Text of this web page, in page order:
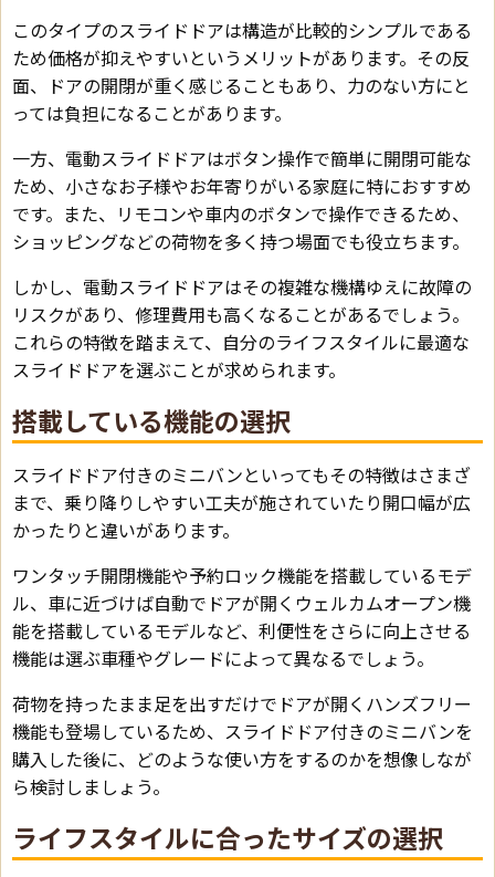
このタイプのスライドドアは構造が比較的シンプルである
ため価格が抑えやすいというメリットがあります。その反
面、ドアの開閉が重く感じることもあり、力のない方にと
っては負担になることがあります。
一方、電動スライドドアはボタン操作で簡単に開閉可能な
ため、小さなお子様やお年寄りがいる家庭に特におすすめ
です。また、リモコンや車内のボタンで操作できるため、
ショッピングなどの荷物を多く持つ場面でも役立ちます。
しかし、電動スライドドアはその複雑な機構ゆえに故障の
リスクがあり、修理費用も高くなることがあるでしょう。
これらの特徴を踏まえて、自分のライフスタイルに最適な
スライドドアを選ぶことが求められます。
搭載している機能の選択
スライドドア付きのミニバンといってもその特徴はさまざ
まで、乗り降りしやすい工夫が施されていたり開口幅が広
かったりと違いがあります。
ワンタッチ開閉機能や予約ロック機能を搭載しているモデ
ル、車に近づけば自動でドアが開くウェルカムオープン機
能を搭載しているモデルなど、利便性をさらに向上させる
機能は選ぶ車種やグレードによって異なるでしょう。
荷物を持ったまま足を出すだけでドアが開くハンズフリー
機能も登場しているため、スライドドア付きのミニバンを
購入した後に、どのような使い方をするのかを想像しなが
ら検討しましょう。
ライフスタイルに合ったサイズの選択